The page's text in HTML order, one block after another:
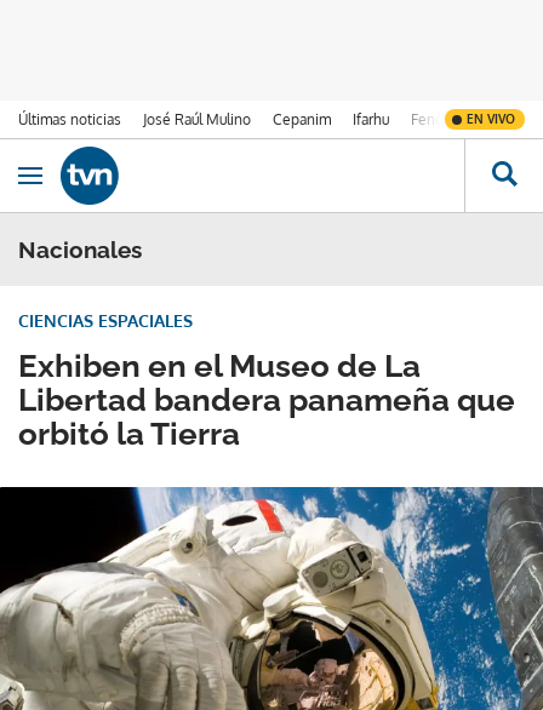
Últimas noticias José Raúl Mulino Cepanim Ifarhu Fenómeno de El
EN VIVO
Ir al contenido
Obrir navegació
Nacionales
Exhiben en el Museo de La
Libertad bandera panameña que
orbitó la Tierra
CIENCIAS ESPACIALES